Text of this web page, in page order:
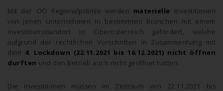
Mit der OÖ Regionalprämie werden materielle Investitionen
von jenen Unternehmen in bestimmten Branchen mit einem
Investitionsstandort in Oberösterreich gefördert, welche
aufgrund der rechtlichen Vorschriften in Zusammenhang mit
dem 4. Lockdown (22.11.2021 bis 16.12.2021) nicht öffnen
durften und den Betrieb auch nicht geöffnet hatten.
Die Investitionen müssen im Zeitraum von 22.11.2021 bis